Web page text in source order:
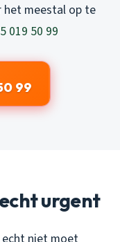
het meestal op te
019 50 99
99
urgent